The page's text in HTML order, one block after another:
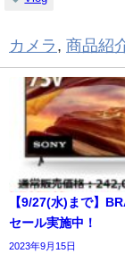
カメラ , 商品紹
【9/27(水)まで】
セール実施中！
2023年9月15日